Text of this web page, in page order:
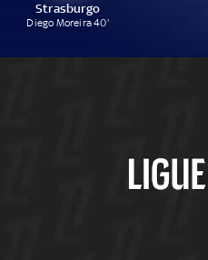
Strasburgo
Diego Moreira 40'